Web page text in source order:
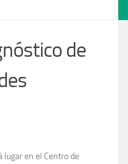
de
lugar en el Centro de